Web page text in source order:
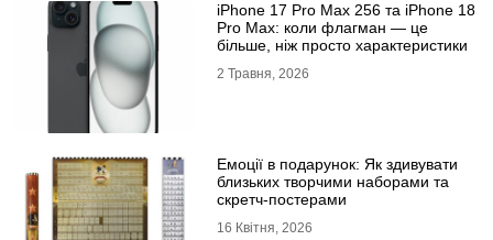
iРhone 17 Рro Мax 256 та iРhone 18
Рro Мax: коли флагман — це
більше, ніж просто характеристики
2 Травня, 2026
Емоції в подарунок: Як здивувати
близьких творчими наборами та
скретч-постерами
16 Квітня, 2026